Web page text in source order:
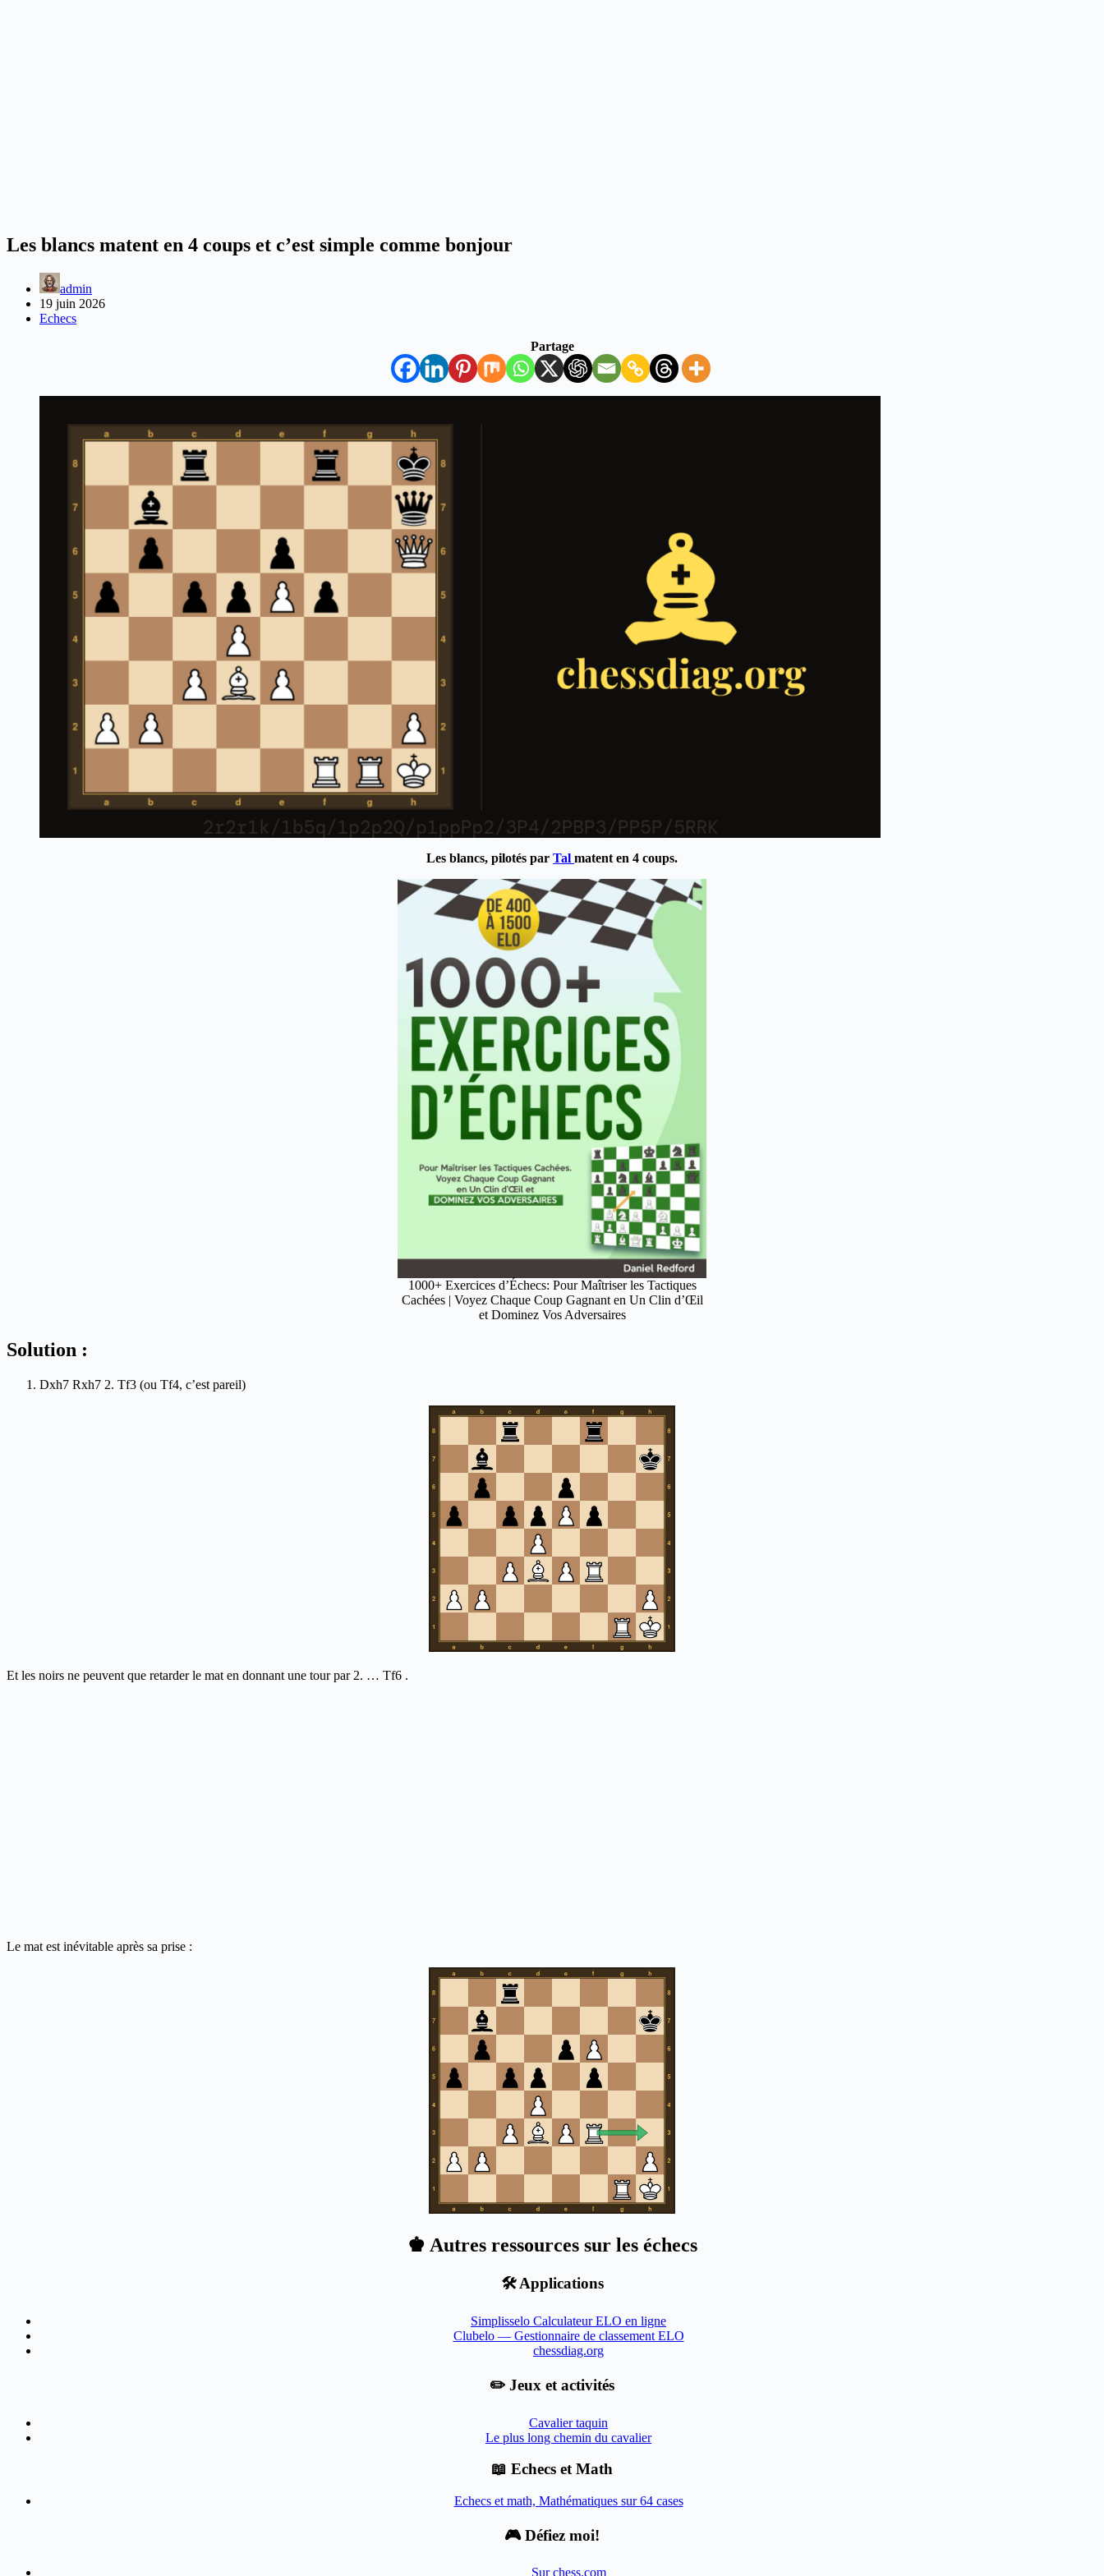
Les blancs matent en 4 coups et c’est simple comme bonjour
admin
19 juin 2026
Echecs
Partage
Les blancs, pilotés par Tal matent en 4 coups.
1000+ Exercices d’Échecs: Pour Maîtriser les Tactiques
Cachées | Voyez Chaque Coup Gagnant en Un Clin d’Œil
et Dominez Vos Adversaires
Solution :
Dxh7 Rxh7 2. Tf3 (ou Tf4, c’est pareil)
Et les noirs ne peuvent que retarder le mat en donnant une tour par 2. … Tf6 .
Le mat est inévitable après sa prise :
♚ Autres ressources sur les échecs
🛠️ Applications
Simplisselo Calculateur ELO en ligne
Clubelo — Gestionnaire de classement ELO
chessdiag.org
✏️ Jeux et activités
Cavalier taquin
Le plus long chemin du cavalier
📖 Echecs et Math
Echecs et math, Mathématiques sur 64 cases
🎮 Défiez moi!
Sur chess.com